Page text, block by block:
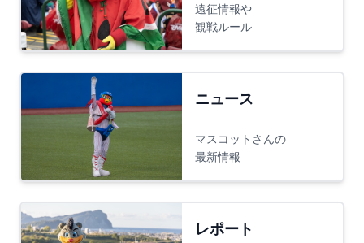
遠征情報や
観戦ルール
ニュース
マスコットさんの
最新情報
レポート